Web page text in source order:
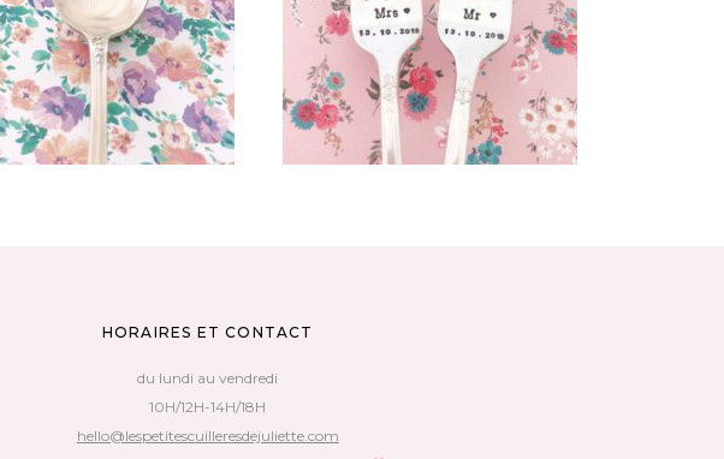
AJOUTER AU PANIER AJOUTER AU PANIER
HORAIRES ET CONTACT
du lundi au vendredi
10H/12H-14H/18H
hello@lespetitescuilleresdejuliette.com